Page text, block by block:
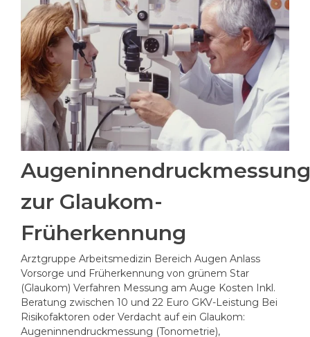
Augeninnendruckmessung
zur Glaukom-
Früherkennung
Arztgruppe Arbeitsmedizin Bereich Augen Anlass
Vorsorge und Früherkennung von grünem Star
(Glaukom) Verfahren Messung am Auge Kosten Inkl.
Beratung zwischen 10 und 22 Euro GKV-Leistung Bei
Risikofaktoren oder Verdacht auf ein Glaukom:
Augeninnendruckmessung (Tonometrie),